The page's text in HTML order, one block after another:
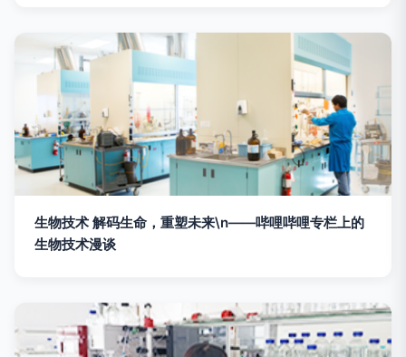
生物技术 解码生命，重塑未来\n——哔哩哔哩专栏上的
生物技术漫谈